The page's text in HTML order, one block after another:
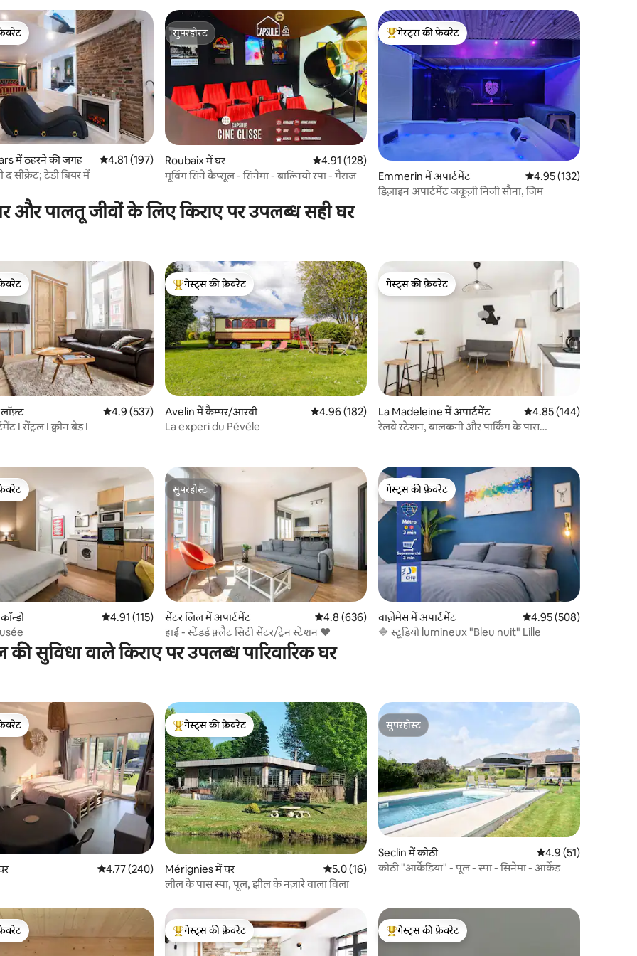
में ठहरने की जगह औसत रेटिंग 5 में से 4.81, 197 समीक्षाएँ
4.81 (197)
सीक्रेट; टेडी बियर में
सुपरहोस्ट
सुपरहोस्ट
Roubaix में घर औसत रेटिंग 5 में से 4.91, 128 समीक्षाएँ
4.91 (128)
मूविंग सिने कैप्सूल - सिनेमा - बाल्नियो स्पा - गैराज
गेस्ट्स का टॉप फ़ेवरेट
गेस्ट्स की फ़ेवरेट
Emmerin में अपार्टमेंट औसत रेटिंग 5 में से 4.95,
4.95 (132)
डिज़ाइन अपार्टमेंट जकूज़ी निजी सौना, जिम
और पालतू जीवों के लिए किराए पर उपलब्ध सही घर
औसत रेटिंग 5 में से 4.9, 537 समीक्षाएँ
4.9 (537)
I सेंट्रल I क्वीन बेड I
गेस्ट्स का टॉप फ़ेवरेट
गेस्ट्स की फ़ेवरेट
Avelin में कैम्पर/आरवी औसत रेटिंग 5 में से 4.96, 182 समीक्षाएँ
4.96 (182)
La experi du Pévéle
गेस्ट्स की फ़ेवरेट
गेस्ट्स की फ़ेवरेट
La Madeleine में अपार्टमेंट औसत रेटिंग 5 में से 4.85,
4.85 (144)
रेलवे स्टेशन, बालकनी और पार्किंग के पास
औसत रेटिंग 5 में से 4.91, 115 समीक्षाएँ
4.91 (115)
सुपरहोस्ट
सुपरहोस्ट
सेंटर लिल में अपार्टमेंट औसत रेटिंग 5 में से 4.8, 636 समीक्षाएँ
4.8 (636)
हाई - स्टेंडर्ड फ़्लैट सिटी सेंटर/ट्रेन स्टेशन ❤️
गेस्ट्स की फ़ेवरेट
गेस्ट्स की फ़ेवरेट
वाज़ेमेस में अपार्टमेंट औसत रेटिंग 5 में से 4.95,
4.95 (508)
🔷 स्टूडियो lumineux "Bleu nuit" Lille
की सुविधा वाले किराए पर उपलब्ध पारिवारिक घर
औसत रेटिंग 5 में से 4.77, 240 समीक्षाएँ
4.77 (240)
गेस्ट्स का टॉप फ़ेवरेट
गेस्ट्स की फ़ेवरेट
Mérignies में घर औसत रेटिंग 5 में से 5.0, 16 समीक्षाएँ
5.0 (16)
लील के पास स्पा, पूल, झील के नज़ारे वाला विला
सुपरहोस्ट
सुपरहोस्ट
Seclin में कोठी औसत रेटिंग 5 में से 4.9,
4.9 (51)
कोठी "आर्केडिया" - पूल - स्पा - सिनेमा - आर्केड
गेस्ट्स का टॉप फ़ेवरेट
गेस्ट्स की फ़ेवरेट
गेस्ट्स का टॉप फ़ेवरेट
गेस्ट्स की फ़ेवरेट